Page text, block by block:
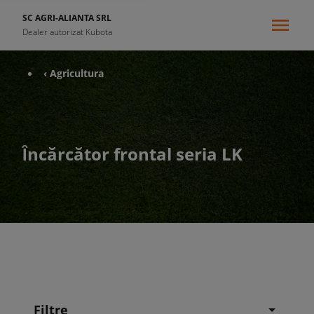
SC AGRI-ALIANTA SRL
Dealer autorizat Kubota
‹ Agricultura
Ȋncărcător frontal seria LK
Filtre